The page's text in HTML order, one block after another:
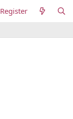
Register